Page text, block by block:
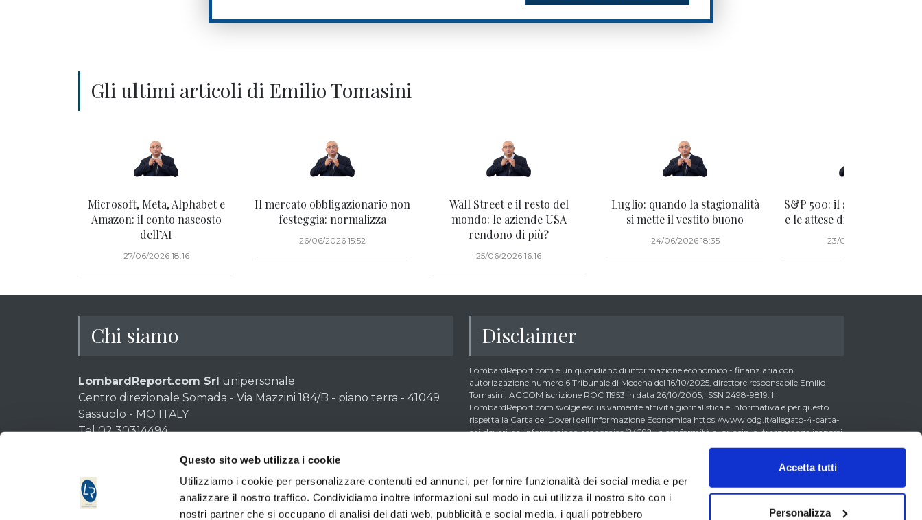
Questo sito web utilizza i cookie
Utilizziamo i cookie per personalizzare contenuti ed annunci, per fornire funzionalità dei social media e per
analizzare il nostro traffico. Condividiamo inoltre informazioni sul modo in cui utilizza il nostro sito con i
nostri partner che si occupano di analisi dei dati web, pubblicità e social media, i quali potrebbero
Accetta tutti
Personalizza
Gli ultimi articoli di Emilio Tomasini
Microsoft, Meta, Alphabet e
Amazon: il conto nascosto
dell’AI
27/06/2026 18:16
Il mercato obbligazionario non
festeggia: normalizza
26/06/2026 15:52
Wall Street e il resto del
mondo: le aziende USA
rendono di più?
25/06/2026 16:16
Luglio: quando la stagionalità
si mette il vestito buono
24/06/2026 18:35
S&P 500: il settore
e le attese di crescita degli
23/06/2026 16:22
Chi siamo
LombardReport.com Srl unipersonale
Centro direzionale Somada - Via Mazzini 184/B - piano terra - 41049
Sassuolo - MO ITALY
Tel 02 30314494
Cap. Soc. 10.000 euro int. vers. | C.C.I.A. 626/2000 | R.E.A. MO - 444011
Quotidiano di informazione di Borsa autorizzazione 6 Tribunale di Modena 16/10/2025
Direttore responsabile: Emilio Tomasini.
AGCOM iscrizione ROC 11953 in data 26-10-2005 | ISSN 2498-9819
Disclaimer
LombardReport.com è un quotidiano di informazione economico - finanziaria con
autorizzazione numero 6 Tribunale di Modena del 16/10/2025, direttore responsabile Emilio
Tomasini, AGCOM iscrizione ROC 11953 in data 26/10/2005, ISSN 2498-9819. Il
LombardReport.com svolge esclusivamente attività giornalistica e informativa e per questo
rispetta la Carta dei Doveri dell’Informazione Economica https://www.odg.it/allegato-4-carta-
dei-doveri-dellinformazione-economica/24292. In conformità ai principi di trasparenza imposti
collaboratori non giornalisti potrebbero detenere, sebbene in percentuali minime tipiche di
trader retail e comunque inferiori allo 0,5% del capitale, gli strumenti finanziari oggetto dei loro
articoli creando così un potenziale conflitto di interesse con i lettori stessi. L’accesso al presente
sito implica la conoscenza e la piena accettazione delle presenti informazioni legali, dei Termini